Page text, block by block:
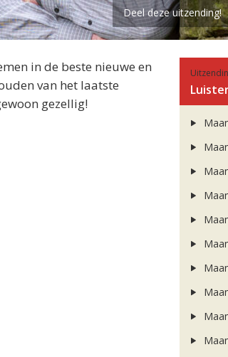
Deel deze
in de beste nieuwe en
van het laatste
gezellig!